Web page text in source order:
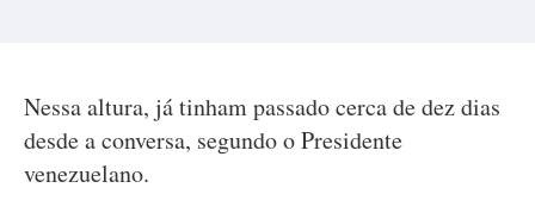
Nessa altura, já tinham passado cerca de dez dias
desde a conversa, segundo o Presidente
venezuelano.